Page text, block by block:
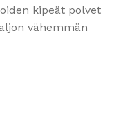
kipeät polvet
vähemmän